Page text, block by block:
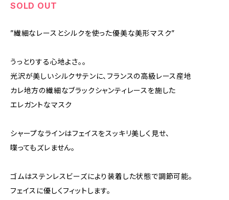
SOLD OUT
”繊細なレースとシルクを使った優美な美形マスク”
うっとりする心地よさ。。
光沢が美しいシルクサテンに、フランスの高級レース産地
カレ地方の繊細なブラックシャンティレースを施した
エレガントなマスク
シャープなラインはフェイスをスッキリ美しく見せ、
喋ってもズレません。
ゴムはステンレスビーズにより装着した状態で調節可能。
フェイスに優しくフィットします。